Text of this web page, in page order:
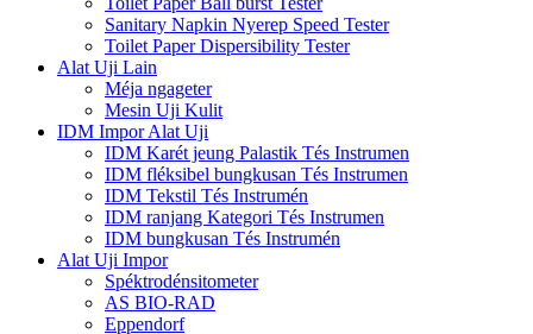
Sanitary Napkin Nyerep Speed ​​Tester
Toilet Paper Dispersibility Tester
Alat Uji Lain
Méja ngageter
Mesin Uji Kulit
IDM Impor Alat Uji
IDM Karét jeung Palastik Tés Instrumen
IDM fléksibel bungkusan Tés Instrumen
IDM Tekstil Tés Instrumén
IDM ranjang Kategori Tés Instrumen
IDM bungkusan Tés Instrumén
Alat Uji Impor
Spéktrodénsitometer
AS BIO-RAD
Eppendorf